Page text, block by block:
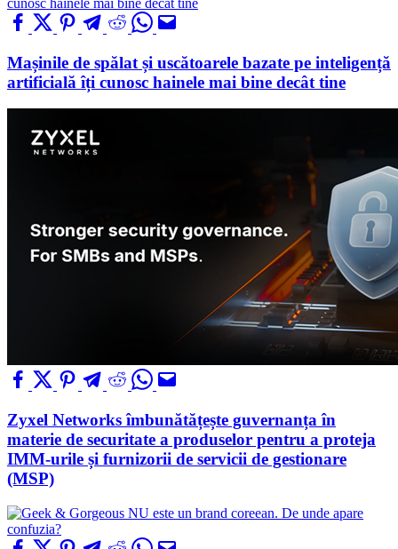
Mașinile de spălat și uscătoarele bazate pe inteligență
artificială îți cunosc hainele mai bine decât tine
Zyxel Networks îmbunătățește guvernanța în
materie de securitate a produselor pentru a proteja
IMM-urile și furnizorii de servicii de gestionare
(MSP)